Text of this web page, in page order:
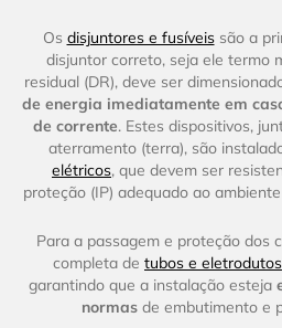
Os disjuntores e fusíveissão a
disjuntor correto, seja ele termo
residual (DR), deve ser
de energia imediatamente em
de corrente. Estes dispositivos,
aterramento (terra), são
elétricos, que devem ser
proteção (IP) adequado ao
Para a passagem e proteção dos
completa de tubos e eletrodutos
garantindo que a instalação esteja
normasde embutimento e